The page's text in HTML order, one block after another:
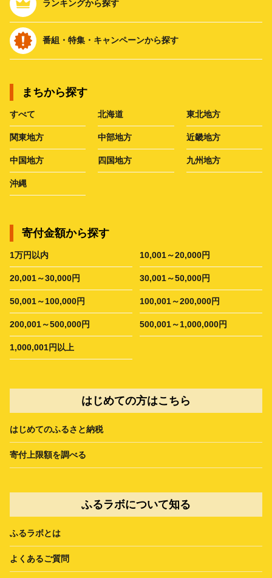
ランキングから探す
番組・特集・キャンペーンから探す
まちから探す
すべて 北海道 東北地方
関東地方 中部地方 近畿地方
中国地方 四国地方 九州地方
沖縄
寄付金額から探す
1万円以内 10,001～20,000円
20,001～30,000円 30,001～50,000円
50,001～100,000円 100,001～200,000円
200,001～500,000円 500,001～1,000,000円
1,000,001円以上
はじめての方はこちら
はじめてのふるさと納税
寄付上限額を調べる
ふるラボについて知る
ふるラボとは
よくあるご質問